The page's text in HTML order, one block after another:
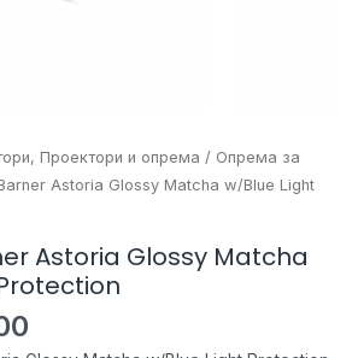
Проектори и опрема / Опрема за
Astoria Glossy Matcha w/Blue Light
Astoria Glossy Matcha